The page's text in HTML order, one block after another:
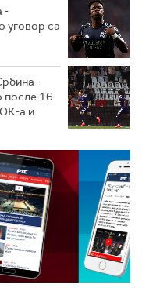
-
уговор са
-
после 16
а и